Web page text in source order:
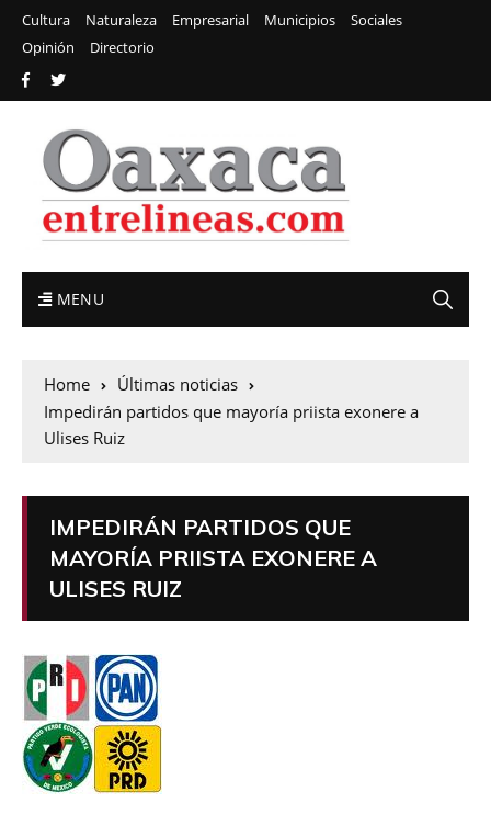
Cultura Naturaleza Empresarial Municipios
Sociales
Opinión
Directorio
MENU
Home
Últimas noticias
Impedirán partidos que mayoría priista exonere a
Ulises Ruiz
IMPEDIRÁN PARTIDOS QUE
MAYORÍA PRIISTA EXONERE A
ULISES RUIZ